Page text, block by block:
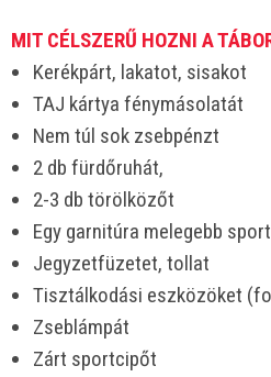
MIT CÉLSZERŰ HOZNI A
Kerékpárt, lakatot, sisakot
TAJ kártya fénymásolatát
Nem túl sok zsebpénzt
2 db fürdőruhát,
2-3 db törölközőt
Egy garnitúra melegebb
Jegyzetfüzetet, tollat
Tisztálkodási eszközöket
Zseblámpát
Zárt sportcipőt